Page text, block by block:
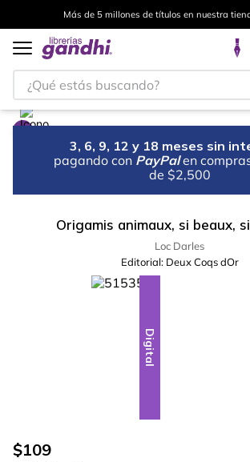
Más de 5 millones de títulos en nuestra
¿Qué estás buscando?
3, 6, 9, 12 y 18 meses sin
pagando con PayPal en
de $2,500
Origamis animaux, si beaux,
Loc Darles
Editorial: Deux Coqs dOr
Digital
$109